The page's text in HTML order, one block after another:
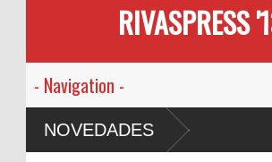
RIVASPRESS
NOVEDADES